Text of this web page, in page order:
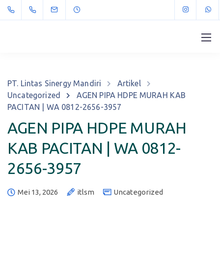
PT. Lintas Sinergy Mandiri
Artikel
Uncategorized
AGEN PIPA HDPE MURAH KAB
PACITAN | WA 0812-2656-3957
AGEN PIPA HDPE MURAH
KAB PACITAN | WA 0812-
2656-3957
Mei 13, 2026 itlsm Uncategorized